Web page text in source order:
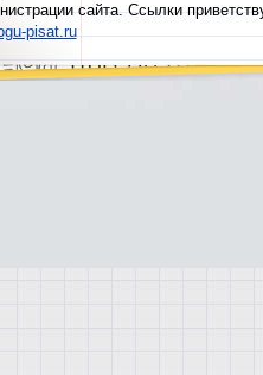
сайта. Ссылки
pisat.ru